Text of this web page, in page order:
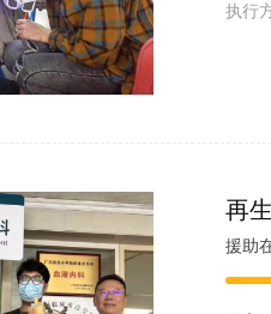
执行
再